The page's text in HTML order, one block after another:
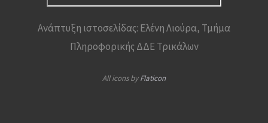
Ανάπτυξη ιστοσελίδας: Ελένη Λιούρα, Τμήμα
Πληροφορικής ΔΔΕ Τρικάλων
All icons byFlaticon